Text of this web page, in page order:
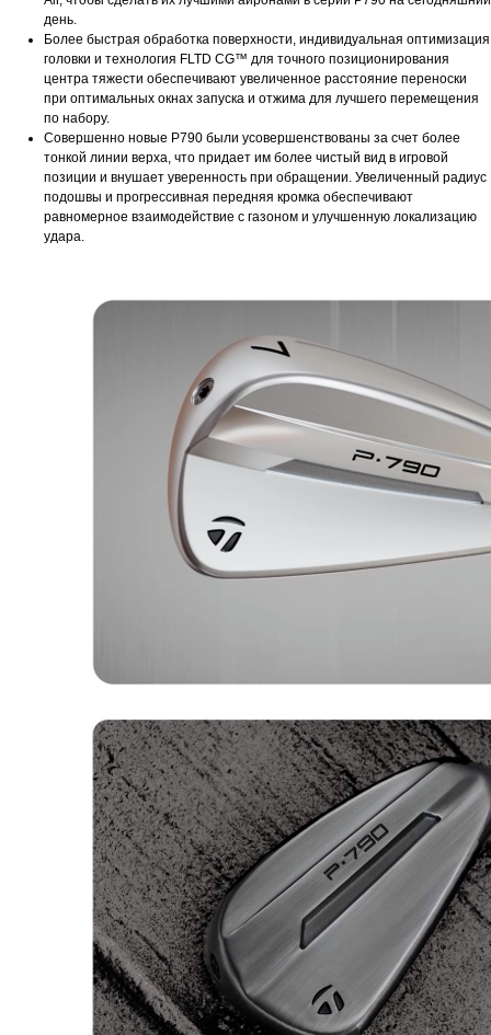
день.
Более быстрая обработка поверхности, индивидуальная оптимизация
головки и технология FLTD CG™ для точного позиционирования
центра тяжести обеспечивают увеличенное расстояние переноски
при оптимальных окнах запуска и отжима для лучшего перемещения
по набору.
Совершенно новые P790 были усовершенствованы за счет более
тонкой линии верха, что придает им более чистый вид в игровой
позиции и внушает уверенность при обращении. Увеличенный радиус
подошвы и прогрессивная передняя кромка обеспечивают
равномерное взаимодействие с газоном и улучшенную локализацию
удара.